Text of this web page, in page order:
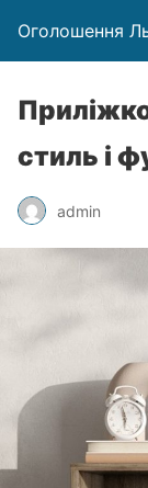
Оголошення
стиль і
admin